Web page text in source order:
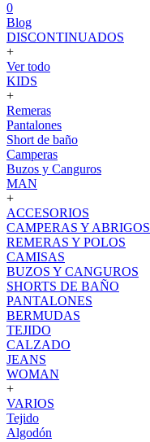
0
Blog
DISCONTINUADOS
+
Ver todo
KIDS
+
Remeras
Pantalones
Short de baño
Camperas
Buzos y Canguros
MAN
+
ACCESORIOS
CAMPERAS Y ABRIGOS
REMERAS Y POLOS
CAMISAS
BUZOS Y CANGUROS
SHORTS DE BAÑO
PANTALONES
BERMUDAS
TEJIDO
CALZADO
JEANS
WOMAN
+
VARIOS
Tejido
Algodón